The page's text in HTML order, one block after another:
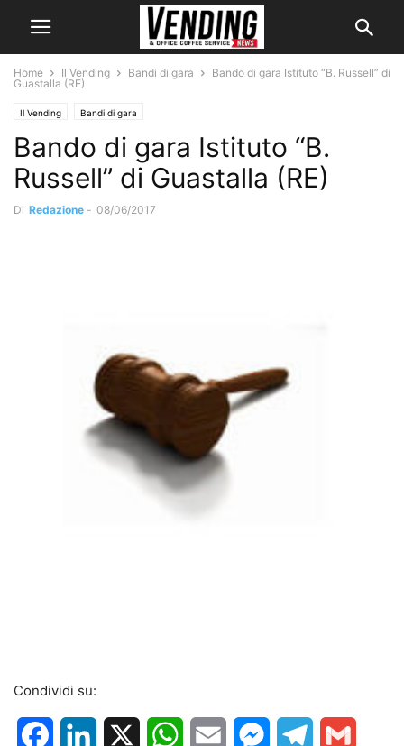
Home Il Vending Bandi di gara
Bando di gara Istituto “B. Russell” di
Guastalla (RE)
Il Vending Bandi di gara
Bando di gara Istituto “B.
Russell” di Guastalla (RE)
Di Redazione - 08/06/2017
Condividi su:
FacebookLinkedIn WhatsApp
Email MessengerTelegram